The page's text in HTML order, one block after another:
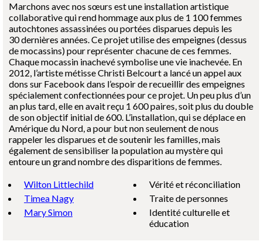
Marchons avec nos sœurs est une installation artistique
collaborative qui rend hommage aux plus de 1 100 femmes
autochtones assassinées ou portées disparues depuis les
30 dernières années. Ce projet utilise des empeignes (dessus
de mocassins) pour représenter chacune de ces femmes.
Chaque mocassin inachevé symbolise une vie inachevée. En
2012, l’artiste métisse Christi Belcourt a lancé un appel aux
dons sur Facebook dans l’espoir de recueillir des empeignes
spécialement confectionnées pour ce projet. Un peu plus d’un
an plus tard, elle en avait reçu 1 600 paires, soit plus du double
de son objectif initial de 600. L’installation, qui se déplace en
Amérique du Nord, a pour but non seulement de nous
rappeler les disparues et de soutenir les familles, mais
également de sensibiliser la population au mystère qui
entoure un grand nombre des disparitions de femmes.
Wilton Littlechild
Timea Nagy
Mary Simon
Vérité et réconciliation
Traite de personnes
Identité culturelle et
éducation